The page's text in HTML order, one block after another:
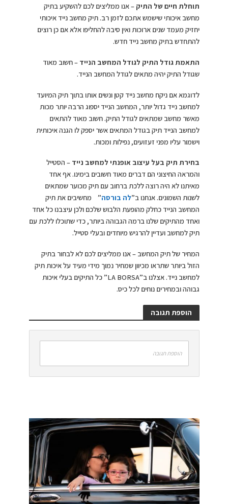
תוחלת חיים של התיק – אנו ממליצים לכם להשקיע בתיק
מחשב איכותי שישמש אתכם לזמן רב. תיק מחשב נייד איכותי
יחזיק מעמד שנים ארוכות ואין סיבה להחליפו אלא אם כן רוצים
להתחדש בתיק מחשב נייד חדש.
התאמת גודל התיק לגודל המחשב הנייד– חשוב מאוד
שגודל התיק יהיה מתאים לגודל המחשב הנייד.
לדוגמא אם ניקח מחשב נייד קטן ונשים אותו בתוך תיק המיועד
למחשב נייד גדול יותר, המחשב הנייד יספוג הרבה יותר מכות
מאשר מחשב שמתאים לגודל התיק. חשוב מאוד להתאים
למחשב הנייד תיק בגודל המתאים אשר יספק לו הגנה איכותית
וישמור עליו מפני זעזועים, נפילות ומכות.
בחירת תיק בעל עיצוב אופנתי למחשב נייד – הסטייל
והמראה החיצוני הם דברים מאוד חשובים בימינו. אף אחד
מאיתנו לא היה רוצה ללכת ברחוב עם תיק מכוער שמתאים
לשנות השמונים. אנחנו ב”לה בורסה” מחשיבים את תיק
המחשב הנייד כחלק מהופעת הלבוש שלכם ולכן עיצבנו כל אחד
ואחד מהתיקים שלנו ברמה הגבוהה ביותר, כדי שתוכלו ללכת עם
תיק למחשב ועדיין להרגיש מיוחדים ובעלי סטייל.
המחיר של תיק המחשב – אנו ממליצים לכם לא לבחור בתיק
הזול ביותר שתראו מכיוון שמחיר נמוך מידי מעיד על איכות תיק
למחשב נייד. אצלנו ב”LA BORSA” כל התיקים בעלי איכות
גבוהה ובמחירים נוחים לכל כיס.
הוספת תגובה
הוספת תגובה